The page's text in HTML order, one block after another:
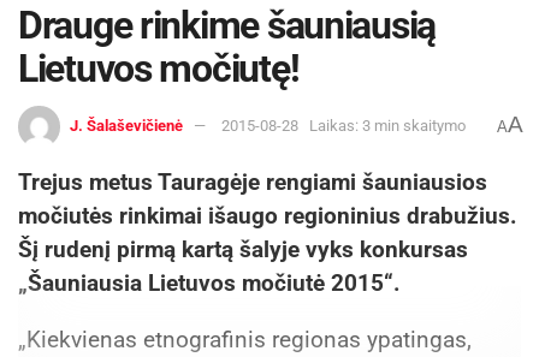
Drauge rinkime šauniausią
Lietuvos močiutę!
J. Šalaševičienė 2015-08-28 Laikas: 3 min skaitymo AA
Trejus metus Tauragėje rengiami šauniausios
močiutės rinkimai išaugo regioninius drabužius.
Šį rudenį pirmą kartą šalyje vyks konkursas
„Šauniausia Lietuvos močiutė 2015“.
„Kiekvienas etnografinis regionas ypatingas,